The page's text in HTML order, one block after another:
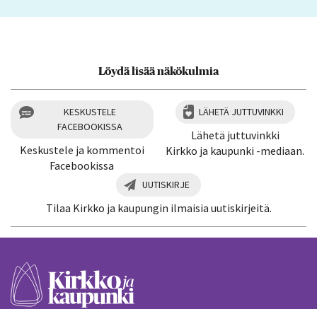
Löydä lisää näkökulmia
KESKUSTELE
FACEBOOKISSA
Keskustele ja kommentoi
Facebookissa
LÄHETÄ JUTTUVINKKI
Lähetä juttuvinkki
Kirkko ja kaupunki -mediaan.
UUTISKIRJE
Tilaa Kirkko ja kaupungin ilmaisia uutiskirjeitä.